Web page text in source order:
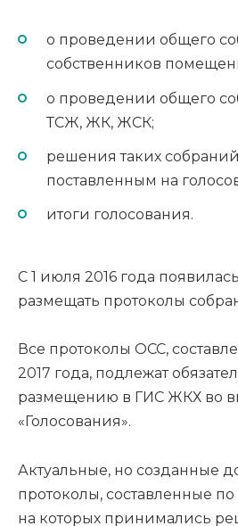
о проведении общего
собственников
о проведении общего
ТСЖ, ЖК, ЖСК;
решения таких
поставленным на
итоги голосования.
С 1 июля 2016 года
размещать протоколы
Все протоколы ОСС,
2017 года, подлежат
размещению в ГИС ЖКХ во
«Голосования».
Актуальные, но созданные
протоколы, составленные
на которых принимались